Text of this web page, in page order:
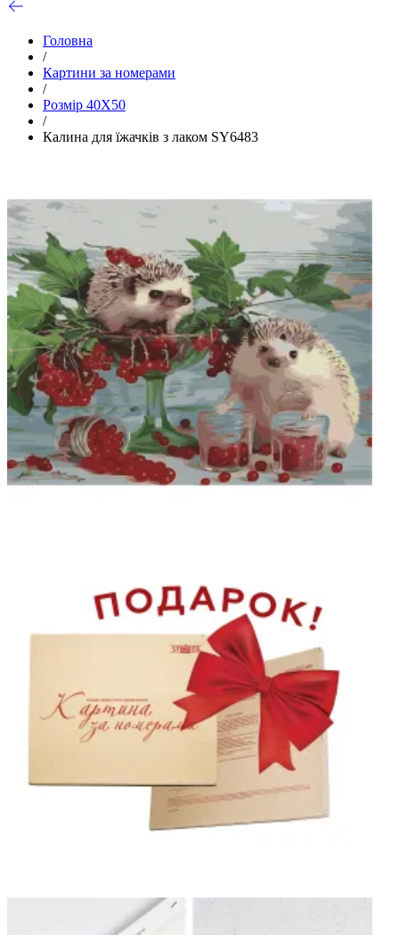
Головна
/
Картини за номерами
/
Розмір 40Х50
/
Калина для їжачків з лаком SY6483